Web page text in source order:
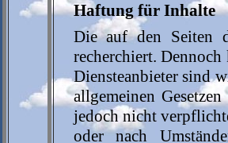
Haftung für Inhalte
Die auf den Seiten
recherchiert.
Diensteanbieter sind
allgemeinen
jedoch nicht
oder nach